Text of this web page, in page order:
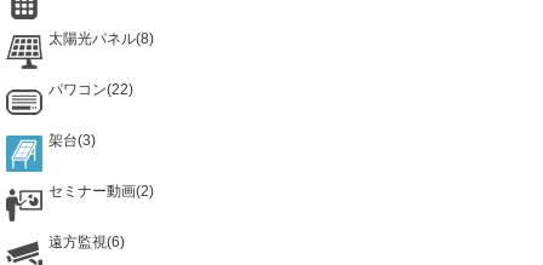
太陽光パネル(8)
パワコン(22)
架台(3)
セミナー動画(2)
遠方監視(6)